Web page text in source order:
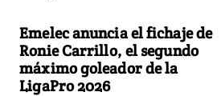
Emelec anuncia el fichaje de
Ronie Carrillo, el segundo
máximo goleador de la
LigaPro 2026